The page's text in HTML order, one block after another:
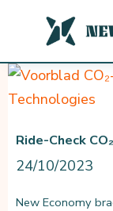
de
inhoud
Ride-Check
24/10/2023
New Economy